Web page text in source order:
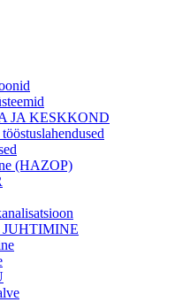
JA KESKKOND
(HAZOP)
JUHTIMINE